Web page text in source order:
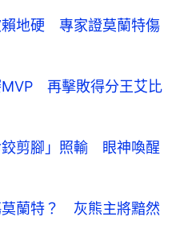
賴地硬 專家證莫蘭特傷
MVP 再擊敗得分王艾比
鉸剪腳」照輸 眼神喚醒
莫蘭特？ 灰熊主將黯然